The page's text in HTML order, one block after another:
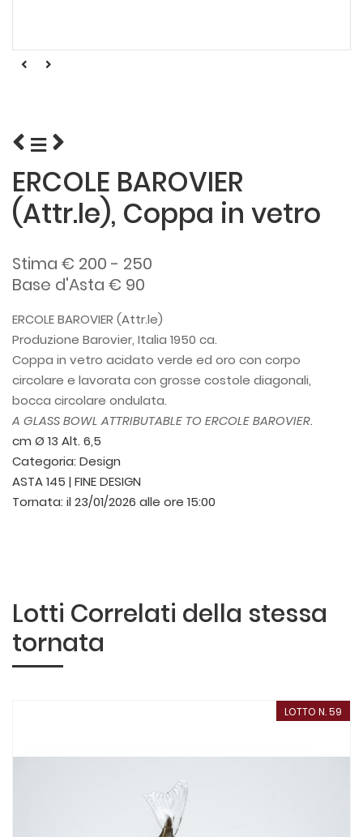
ERCOLE BAROVIER
(Attr.le), Coppa in vetro
Stima € 200 - 250
Base d'Asta € 90
ERCOLE BAROVIER (Attr.le)
Produzione Barovier, Italia 1950 ca.
Coppa in vetro acidato verde ed oro con corpo
circolare e lavorata con grosse costole diagonali,
bocca circolare ondulata.
A GLASS BOWL ATTRIBUTABLE TO ERCOLE BAROVIER.
cm Ø 13 Alt. 6,5
Categoria: Design
ASTA 145 | FINE DESIGN
Tornata: il 23/01/2026 alle ore 15:00
Lotti Correlati della stessa
tornata
LOTTO N. 59